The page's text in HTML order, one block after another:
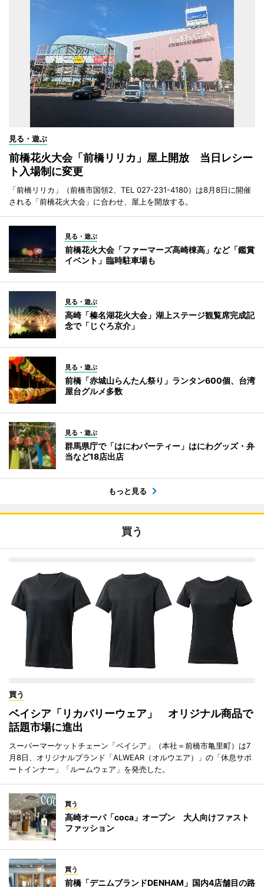
見る・遊ぶ
前橋花火大会「前橋リリカ」屋上開放 当日レシー
ト入場制に変更
「前橋リリカ」（前橋市国領2、TEL 027-231-4180）は8月8日に開催
される「前橋花火大会」に合わせ、屋上を開放する。
見る・遊ぶ
前橋花火大会「ファーマーズ高崎棟高」など「鑑賞
イベント」臨時駐車場も
見る・遊ぶ
高崎「榛名湖花火大会」湖上ステージ観覧席完成記
念で「じぐろ京介」
見る・遊ぶ
前橋「赤城山らんたん祭り」ランタン600個、台湾
屋台グルメ多数
見る・遊ぶ
群馬県庁で「はにわパーティー」はにわグッズ・弁
当など18店出店
もっと見る
買う
買う
ベイシア「リカバリーウェア」 オリジナル商品で
話題市場に進出
スーパーマーケットチェーン「ベイシア」（本社＝前橋市亀里町）は7
月8日、オリジナルブランド「ALWEAR（オルウエア）」の「休息サポ
ートインナー」「ルームウェア」を発売した。
買う
高崎オーパ「coca」オープン 大人向けファスト
ファッション
買う
前橋「デニムブランドDENHAM」国内4店舗目の路